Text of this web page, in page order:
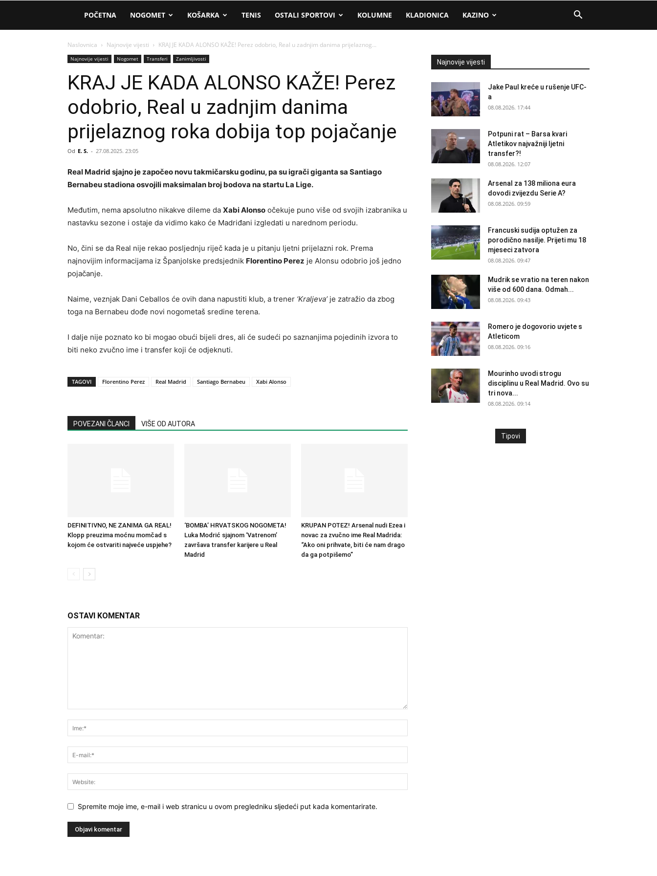
AM
Sport
POČETNA NOGOMET KOŠARKA TENIS OSTALI SPORTOVI KOLUMNE KLADIONICA KAZINO
Naslovnica Najnovije vijesti KRAJ JE KADA ALONSO KAŽE! Perez odobrio, Real u zadnjim danima prijelaznog...
Najnovije vijesti Nogomet Transferi Zanimljivosti
KRAJ JE KADA ALONSO KAŽE! Perez
odobrio, Real u zadnjim danima
prijelaznog roka dobija top pojačanje
Od E. S. - 27.08.2025. 23:05
Real Madrid sjajno je započeo novu takmičarsku godinu, pa su igrači giganta sa Santiago
Bernabeu stadiona osvojili maksimalan broj bodova na startu La Lige.
Međutim, nema apsolutno nikakve dileme da Xabi Alonso očekuje puno više od svojih izabranika u
nastavku sezone i ostaje da vidimo kako će Madriđani izgledati u narednom periodu.
No, čini se da Real nije rekao posljednju riječ kada je u pitanju ljetni prijelazni rok. Prema
najnovijim informacijama iz Španjolske predsjednik Florentino Perez je Alonsu odobrio još jedno
pojačanje.
Naime, veznjak Dani Ceballos će ovih dana napustiti klub, a trener ‘Kraljeva’je zatražio da zbog
toga na Bernabeu dođe novi nogometaš sredine terena.
I dalje nije poznato ko bi mogao obući bijeli dres, ali će sudeći po saznanjima pojedinih izvora to
biti neko zvučno ime i transfer koji će odjeknuti.
TAGOVI Florentino Perez Real Madrid Santiago Bernabeu Xabi Alonso
POVEZANI ČLANCI VIŠE OD AUTORA
DEFINITIVNO, NE ZANIMA GA REAL!
Klopp preuzima moćnu momčad s
kojom će ostvariti najveće uspjehe?
‘BOMBA’ HRVATSKOG NOGOMETA!
Luka Modrić sjajnom ‘Vatrenom’
završava transfer karijere u Real
Madrid
KRUPAN POTEZ! Arsenal nudi Ezea i
novac za zvučno ime Real Madrida:
“Ako oni prihvate, biti će nam drago
da ga potpišemo”
OSTAVI KOMENTAR
Spremite moje ime, e-mail i web stranicu u ovom pregledniku sljedeći put kada komentarirate.
Najnovije vijesti
Jake Paul kreće u rušenje UFC-
a
08.08.2026. 17:44
Potpuni rat – Barsa kvari
Atletikov najvažniji ljetni
transfer?!
08.08.2026. 12:07
Arsenal za 138 miliona eura
dovodi zvijezdu Serie A?
08.08.2026. 09:59
Francuski sudija optužen za
porodično nasilje. Prijeti mu 18
mjeseci zatvora
08.08.2026. 09:47
Mudrik se vratio na teren nakon
više od 600 dana. Odmah...
08.08.2026. 09:43
Romero je dogovorio uvjete s
Atleticom
08.08.2026. 09:16
Mourinho uvodi strogu
disciplinu u Real Madrid. Ovo su
tri nova...
08.08.2026. 09:14
Tipovi